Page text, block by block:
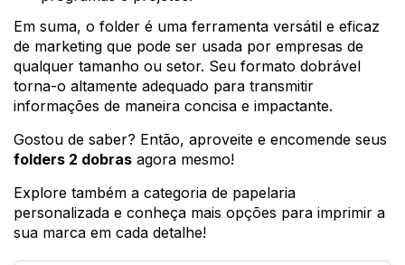
Em suma, o folder é uma ferramenta versátil e eficaz
de marketing que pode ser usada por empresas de
qualquer tamanho ou setor. Seu formato dobrável
torna-o altamente adequado para transmitir
informações de maneira concisa e impactante.
Gostou de saber? Então, aproveite e encomende seus
folders 2 dobras agora mesmo!
Explore também a categoria de papelaria
personalizada e conheça mais opções para imprimir a
sua marca em cada detalhe!